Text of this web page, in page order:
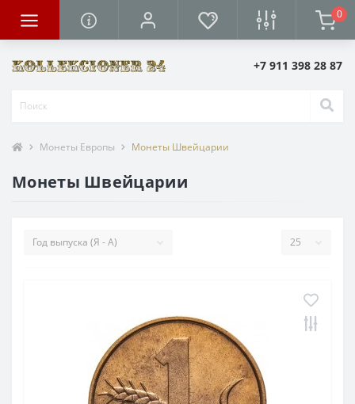
0
+7 911 398 28 87
Монеты Европы Монеты Швейцарии
Монеты Швейцарии